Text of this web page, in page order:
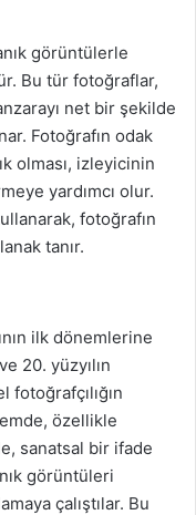
görüntülerle
Bu tür fotoğraflar,
net bir şekilde
Fotoğrafın odak
olması, izleyicinin
yardımcı olur.
fotoğrafın
tanır.
ilk dönemlerine
20. yüzyılın
fotoğrafçılığın
özellikle
sanatsal bir ifade
görüntüleri
çalıştılar. Bu